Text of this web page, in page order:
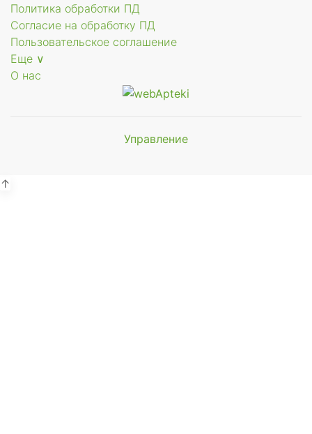
Политика обработки ПД
Согласие на обработку ПД
Пользовательское соглашение
Еще ∨
О нас
Управление
↑
Мы будем